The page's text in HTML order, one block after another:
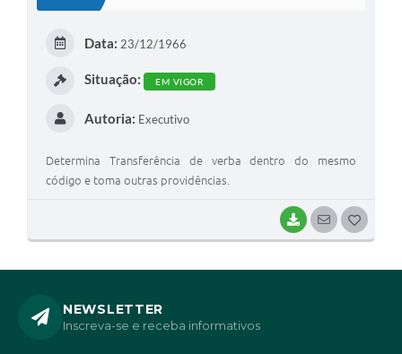
BAIXARSEGUIR
Data: 23/12/1966
Situação: EM VIGOR
Autoria: Executivo
Determina Transferência de verba dentro do mesmo
código e toma outras providências.
NEWSLETTER
Inscreva-se e receba informativos